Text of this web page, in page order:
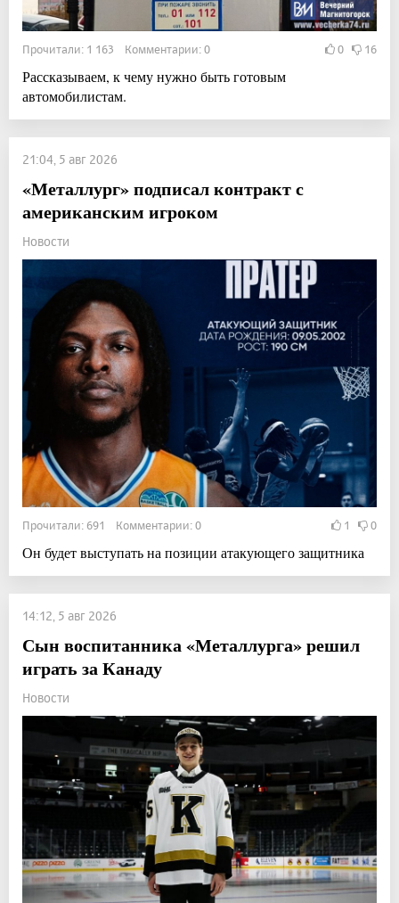
Прочитали: 1 163 Комментарии: 0 0 16
Рассказываем, к чему нужно быть готовым
автомобилистам.
21:04, 5 авг 2026
«Металлург» подписал контракт с
американским игроком
Новости
Прочитали: 691 Комментарии: 0 1 0
Он будет выступать на позиции атакующего защитника
14:12, 5 авг 2026
Сын воспитанника «Металлурга» решил
играть за Канаду
Новости